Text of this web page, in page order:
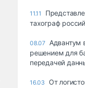
11.11
тахограф
08.07
Адвантум
решением для
передачей
16.03
От